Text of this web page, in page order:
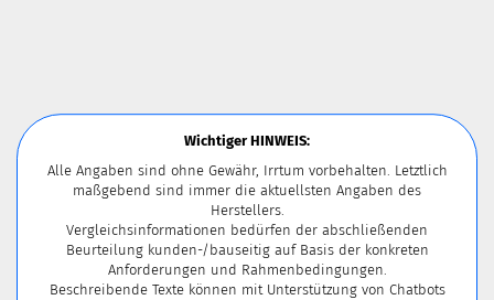
Wichtiger HINWEIS:
Alle Angaben sind ohne Gewähr, Irrtum vorbehalten. Letztlich
maßgebend sind immer die aktuellsten Angaben des
Herstellers.
Vergleichsinformationen bedürfen der abschließenden
Beurteilung kunden-/bauseitig auf Basis der konkreten
Anforderungen und Rahmenbedingungen.
Beschreibende Texte können mit Unterstützung von Chatbots